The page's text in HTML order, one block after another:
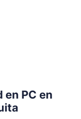
PC en